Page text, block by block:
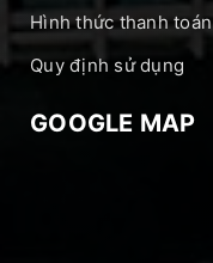
Hình thức thanh toán
Quy định sử dụng
GOOGLE MAP